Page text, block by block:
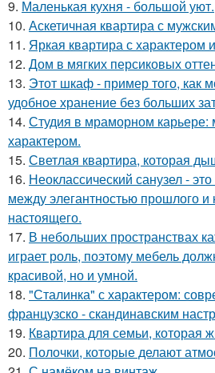
9. Маленькая кухня - большой уют.
10. Аскетичная квартира с
11. Яркая квартира с характером
12. Дом в мягких персиковых
13. Этот шкаф - пример того, как
удобное хранение без больших
14. Студия в мраморном карьере:
характером.
15. Светлая квартира, которая
16. Неоклассический санузел -
между элегантностью прошлого
настоящего.
17. В небольших пространствах
играет роль, поэтому мебель
красивой, но и умной.
18. "Сталинка" с характером:
французско - скандинавским
19. Квартира для семьи, которая
20. Полочки, которые делают